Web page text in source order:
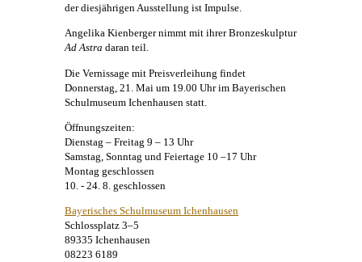
der diesjährigen Ausstellung ist Impulse.
Angelika Kienbergernimmt mit ihrer Bronzeskulptur
Ad Astra daran teil.
Die Vernissage mit Preisverleihung findet
Donnerstag, 21. Mai um 19.00 Uhr im Bayerischen
Schulmuseum Ichenhausen statt.
Öffnungszeiten:
Dienstag – Freitag 9 – 13 Uhr
Samstag, Sonntag und Feiertage 10 –17 Uhr
Montag geschlossen
10. - 24. 8. geschlossen
Bayerisches Schulmuseum Ichenhausen
Schlossplatz 3–5
89335 Ichenhausen
08223 6189